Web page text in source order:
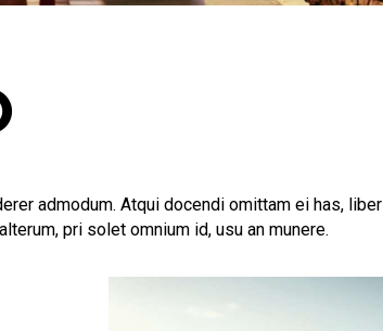
admodum. Atqui docendi omittam ei has, liber
pri solet omnium id, usu an munere.